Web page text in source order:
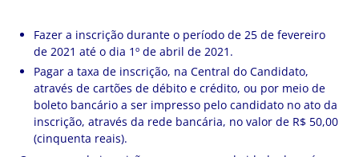
Fazer a inscrição durante o período de 25 de fevereiro
de 2021 até o dia 1º de abril de 2021.
Pagar a taxa de inscrição, na Central do Candidato,
através de cartões de débito e crédito, ou por meio de
boleto bancário a ser impresso pelo candidato no ato da
inscrição, através da rede bancária, no valor de R$ 50,00
(cinquenta reais).